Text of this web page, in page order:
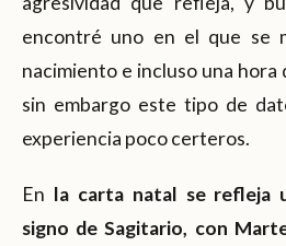
encontré uno en el que se
nacimiento e incluso una hora
sin embargo este tipo de
experiencia poco certeros.
En la carta natal se refleja
signo de Sagitario, con